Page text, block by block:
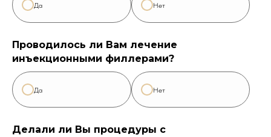
Да Нет
Проводилось ли Вам лечение
инъекционными филлерами?
Да Нет
Делали ли Вы процедуры с